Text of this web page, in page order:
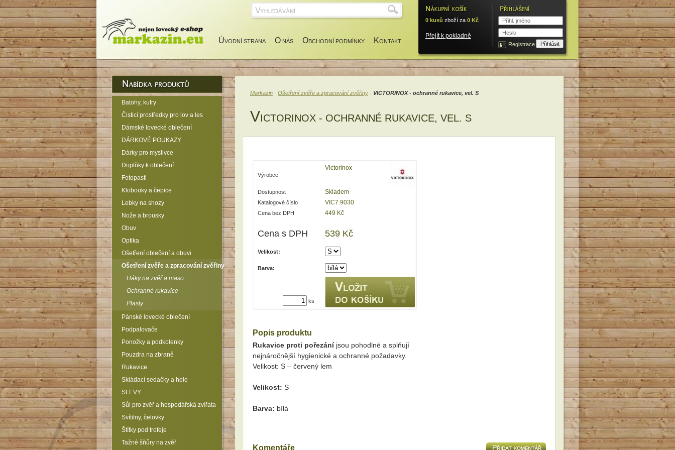
0 kusů zboží za 0 Kč
Přejít k pokladně
Registrace
KONTAKT
OBCHODNÍ PODMÍNKY
O NÁS
ÚVODNÍ STRANA
Markazin · Ošetření zvěře a zpracování zvěřiny · VICTORINOX - ochranné rukavice, vel. S
VICTORINOX - OCHRANNÉ RUKAVICE, VEL. S
Výrobce
Victorinox
Dostupnost Skladem
Katalogové číslo VIC7.9030
Cena bez DPH 449 Kč
Cena s DPH 539 Kč
Velikost:
Barva:
ks
Popis produktu
Rukavice proti pořezáníjsou pohodlné a splňují
nejnáročnější hygienické a ochranné požadavky.
Velikost: S – červený lem
Velikost: S
Barva: bílá
Komentáře
Batohy, kufry
Čisticí prostředky pro lov a les
Dámské lovecké oblečení
DÁRKOVÉ POUKAZY
Dárky pro myslivce
Doplňky k oblečení
Fotopasti
Klobouky a čepice
Lebky na shozy
Nože a brousky
Obuv
Optika
Ošetření oblečení a obuvi
Ošetření zvěře a zpracování zvěřiny
Háky na zvěř a maso
Ochranné rukavice
Plasty
Pánské lovecké oblečení
Podpalovače
Ponožky a podkolenky
Pouzdra na zbraně
Rukavice
Skládací sedačky a hole
SLEVY
Sůl pro zvěř a hospodářská zvířata
Svítilny, čelovky
Štítky pod trofeje
Tažné šňůry na zvěř